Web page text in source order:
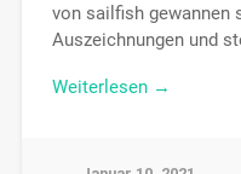
von sailfish gewannen
Auszeichnungen und
Weiterlesen →